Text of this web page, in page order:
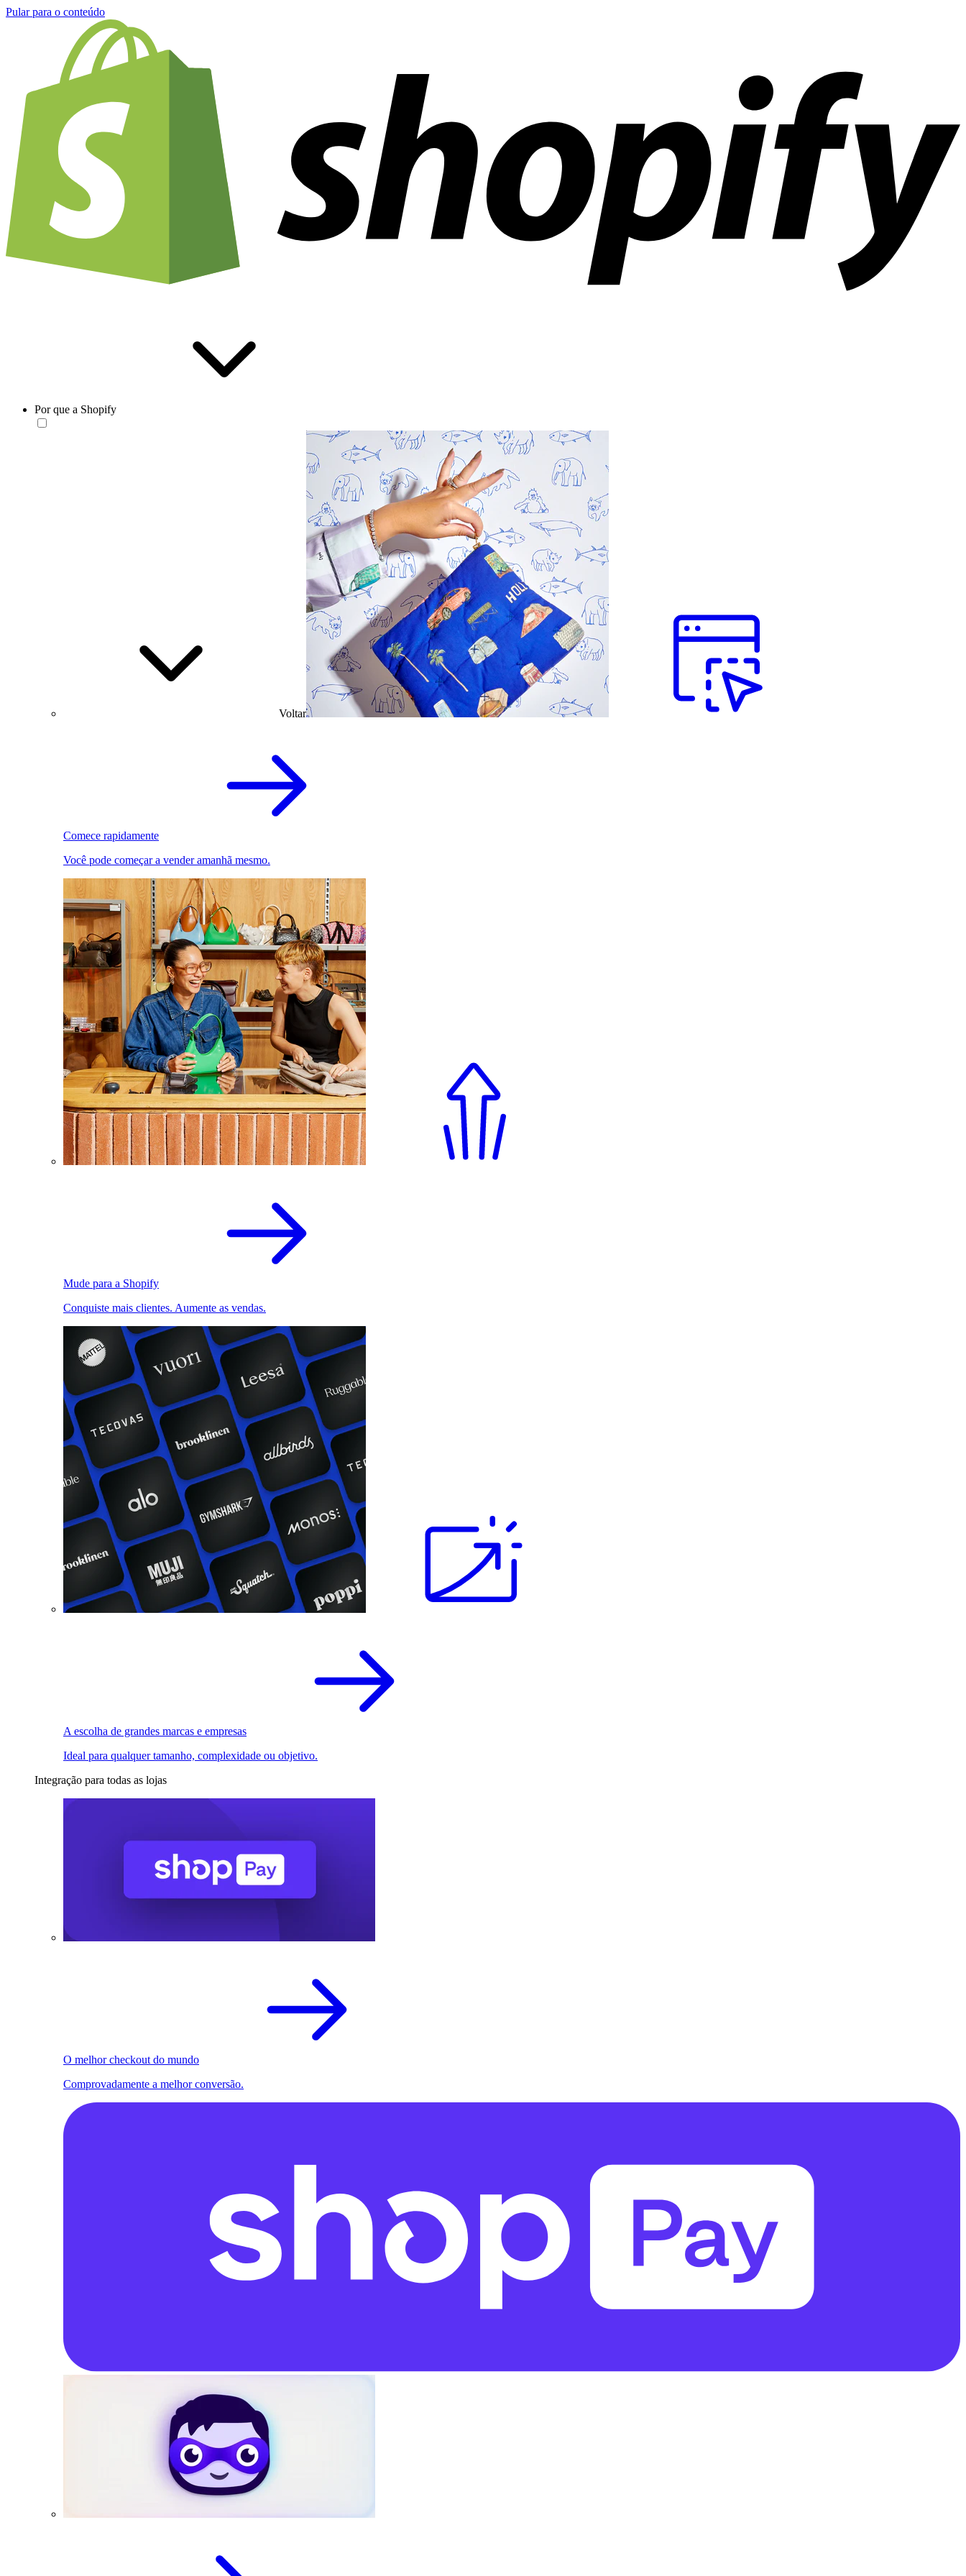
Pular para o conteúdo
Por que a Shopify
Voltar
Comece rapidamente
Você pode começar a vender amanhã mesmo.
Mude para a Shopify
Conquiste mais clientes. Aumente as vendas.
A escolha de grandes marcas e empresas
Ideal para qualquer tamanho, complexidade ou objetivo.
Integração para todas as lojas
O melhor checkout do mundo
Comprovadamente a melhor conversão.